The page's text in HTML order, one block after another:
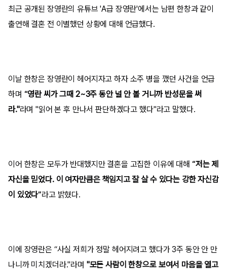
최근 공개된 장영란의 유튜브 'A급 장영란'에서는 남편 한창과 같이
출연해 결혼 전 이별했던 상황에 대해 언급했다.
이날 한창은 장영란이 헤어지자고 하자 소주 병을 깼던 사건을 언급
하며 “영란 씨가 그때 2~3주 동안 널 안 볼 거니까 반성문을 써
라."라며 "읽어 본 후 만나서 판단하겠다고 했다"라고 말했다.
이어 한창은 모두가 반대했지만 결혼을 고집한 이유에 대해 “저는 제
자신을 믿었다. 이 여자만큼은 책임지고 잘 살 수 있다는 강한 자신감
이 있었다”라고 밝혔다.
이에 장영란은 “사실 저희가 정말 헤어지려고 했다가 3주 동안 안 만
나니까 미치겠더라."라며 "모든 사람이 한창으로 보여서 마음을 열고